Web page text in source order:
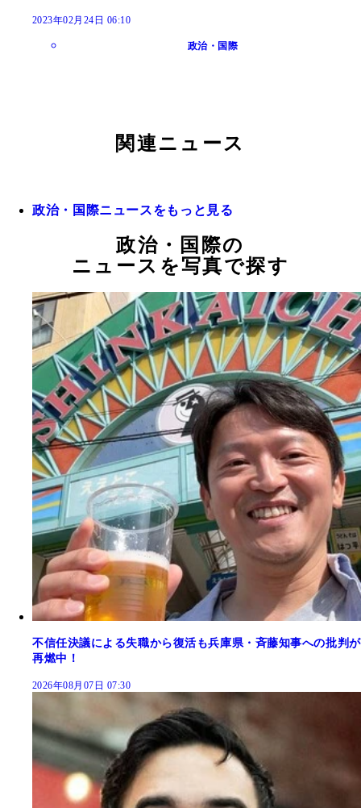
2023年02月24日 06:10
政治・国際
関連ニュース
政治・国際ニュースをもっと見る
政治・国際の
ニュースを写真で探す
不信任決議による失職から復活も兵庫県・斉藤知事への批判が
再燃中！
2026年08月07日 07:30